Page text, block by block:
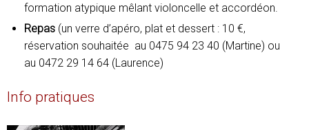
formation atypique mêlant violoncelle et accordéon.
Repas (un verre d’apéro, plat et dessert : 10 €,
réservation souhaitée au 0475 94 23 40 (Martine) ou
au 0472 29 14 64 (Laurence)
Info pratiques